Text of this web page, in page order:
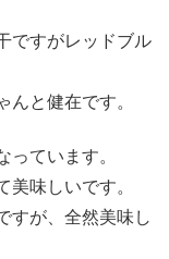
ですがレッドブル
んと健在です。
っています。
美味しいです。
すが、全然美味し